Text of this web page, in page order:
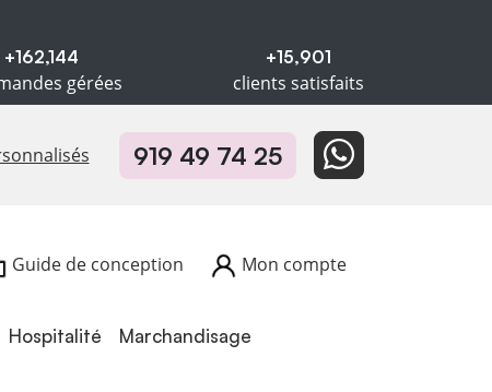
+162,144
gérées
+15,901
clients satisfaits
919 49 74 25
Guide de conception Mon compte
Hospitalité
Hospitalité Marchandisage